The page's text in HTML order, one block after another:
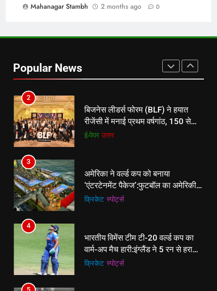
Mahanagar Stambh
2 months ago 0
Popular News
एटकिंसन दूसरे टेस्ट से बाहर; आर्चर की
न्यूज़
चार्टर्ड अकाउंटेंट्स के बीच रोमांचक
2
बिजनेस लीडर्स फोरम (BLF) ने हयात
रीजेंसी में मनाई प्रथम वर्षगांठ, 150 से
अधिक उद्योगपति एवं पेशेवर हुए शामिल
ई-पेपर उत्तर
3
अमेरिका ने वर्ल्ड कप को बनाया
‘एंटरटेनमेंट पैकेज’:फुटबॉल का अमेरिकी
मेकओवर, कई मेगा कॉन्सर्ट; मशहूर हस्तियों
क्रिकेट ‎स्पोर्ट्स
4
भारतीय विमेंस टीम टी-20 वर्ल्ड कप का
वार्म-अप मैच हारी:इंग्लैंड ने 5 रन से हराया;
ऋचा घोष की फिफ्टी बेकार
क्रिकेट ‎स्पोर्ट्स